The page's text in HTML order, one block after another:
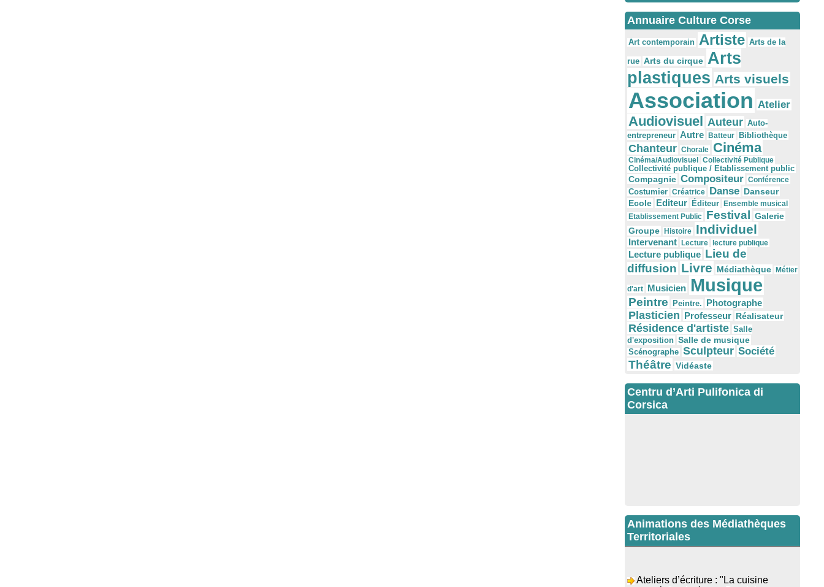
Annuaire Culture Corse
Art contemporain Artiste Arts de la
rue Arts du cirque Arts
plastiques Arts visuels
Association Atelier
Audiovisuel Auteur Auto-
entrepreneur Autre Batteur Bibliothèque
Chanteur Chorale Cinéma
Cinéma/Audiovisuel
Collectivité Publique
Collectivité publique / Etablissement public
Compagnie Compositeur Conférence
Costumier Créatrice Danse Danseur
Ecole Editeur Éditeur
Ensemble musical
Etablissement Public Festival Galerie
Groupe
Histoire Individuel
Intervenant Lecture lecture publique
Lecture publique Lieu de
diffusion Livre Médiathèque Métier
d'art Musicien Musique
Peintre Peintre. Photographe
Plasticien Professeur Réalisateur
Résidence d'artiste Salle
d'exposition Salle de musique
Scénographe Sculpteur Société
Théâtre Vidéaste
Centru d’Arti Pulifonica di
Corsica
Animations des Médiathèques
Territoriales
retrouvée" animés par Dominique